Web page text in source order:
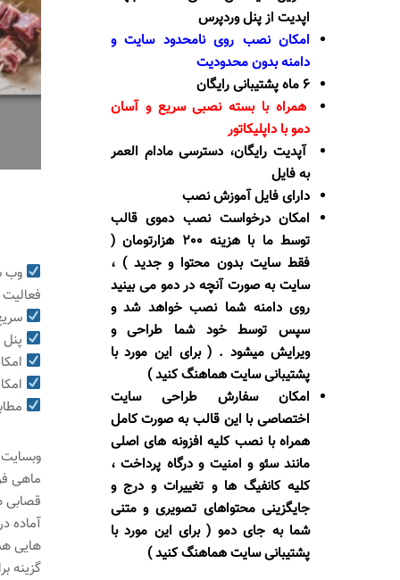
وب
ماهی
قصابی
آماده
گزینه
اپدیت از پنل وردپرس
امکان نصب روی نامحدود سایت و
دامنه بدون محدودیت
6 ماه پشتیبانی رایگان
همراه با بسته نصبی سریع و آسان
دمو با داپلیکاتور
آپدیت رایگان، دسترسی مادام العمر
به فایل
دارای فایل آموزش نصب
امکان درخواست نصب دموی قالب
توسط ما با هزینه 200 هزارتومان (
فقط سایت بدون محتوا و جدید ) ،
سایت به صورت آنچه در دمو می بینید
روی دامنه شما نصب خواهد شد و
سپس توسط خود شما طراحی و
ویرایش میشود . ( برای این مورد با
پشتیبانی سایت هماهنگ کنید )
امکان سفارش طراحی سایت
اختصاصی با این قالب به صورت کامل
همراه با نصب کلیه افزونه های اصلی
مانند سئو و امنیت و درگاه پرداخت ،
کلیه کانفیگ ها و تغییرات و درج و
جایگزینی محتواهای تصویری و متنی
شما به جای دمو ( برای این مورد با
پشتیبانی سایت هماهنگ کنید )